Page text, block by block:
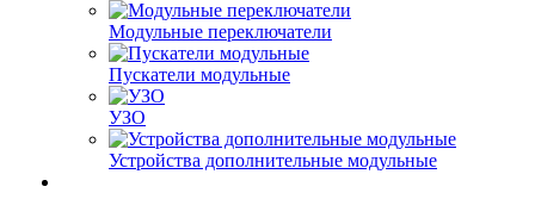
Модульные переключатели
Пускатели модульные
УЗО
Устройства дополнительные модульные